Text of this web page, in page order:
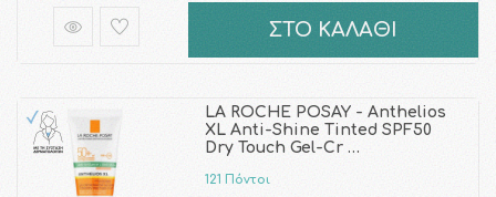
ΣΤΟ ΚΑΛΑΘΙ
LA ROCHE POSAY - Anthelios
XL Anti-Shine Tinted SPF50
Dry Touch Gel-Cr …
121 Πόντοι